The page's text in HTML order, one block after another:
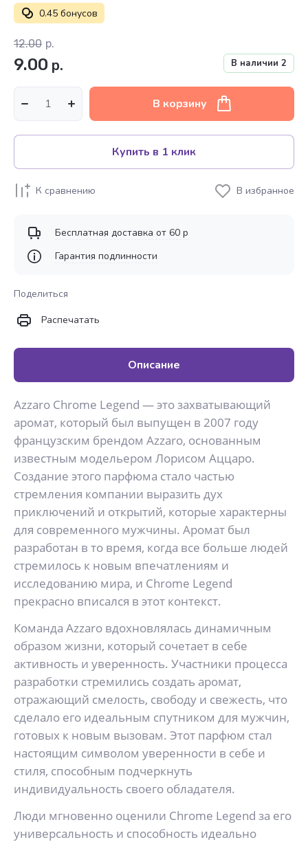
0.45 бонусов
В наличии 2
12.00 р.
9.00 р.
В корзину
Купить в 1 клик
К сравнению В избранное
Бесплатная доставка от 60 р
Гарантия подлинности
Поделиться
Распечатать
Описание
Azzaro Chrome Legend — это захватывающий
аромат, который был выпущен в 2007 году
французским брендом Azzaro, основанным
известным модельером Лорисом Аццаро.
Создание этого парфюма стало частью
стремления компании выразить дух
приключений и открытий, которые характерны
для современного мужчины. Аромат был
разработан в то время, когда все больше людей
стремилось к новым впечатлениям и
исследованию мира, и Chrome Legend
прекрасно вписался в этот контекст.
Команда Azzaro вдохновлялась динамичным
образом жизни, который сочетает в себе
активность и уверенность. Участники процесса
разработки стремились создать аромат,
отражающий смелость, свободу и свежесть, что
сделало его идеальным спутником для мужчин,
готовых к новым вызовам. Этот парфюм стал
настоящим символом уверенности в себе и
стиля, способным подчеркнуть
индивидуальность своего обладателя.
Люди мгновенно оценили Chrome Legend за его
универсальность и способность идеально